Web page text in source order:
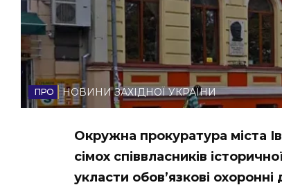
ВІДЕО
НОВИНИ ЗАХІДНОЇ УКРАЇНИ
Окружна прокуратура міста
сімох співвласників
укласти обов’язкові